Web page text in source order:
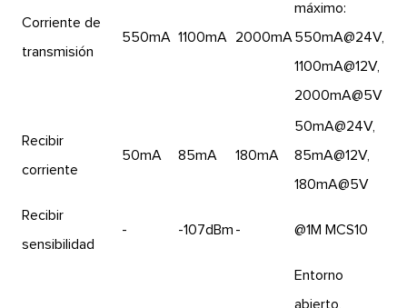
Corriente de
transmisión
550mA 1100mA 2000mA
máximo:
550mA@24V,
1100mA@12V,
2000mA@5V
Recibir
corriente
50mA 85mA 180mA
50mA@24V,
85mA@12V,
180mA@5V
Recibir
sensibilidad
- -107dBm - @1M MCS10
Entorno
abierto,